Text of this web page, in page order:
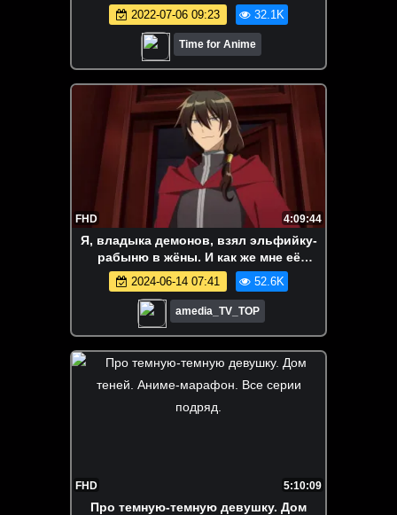
2022-07-06 09:23 32.1K
Time for Anime
FHD 4:09:44
Я, владыка демонов, взял эльфийку-
рабыню в жёны. И как же мне её
любить 1 - 12 Серия
2024-06-14 07:41 52.6K
amedia_TV_TOP
FHD 5:10:09
Про темную-темную девушку. Дом